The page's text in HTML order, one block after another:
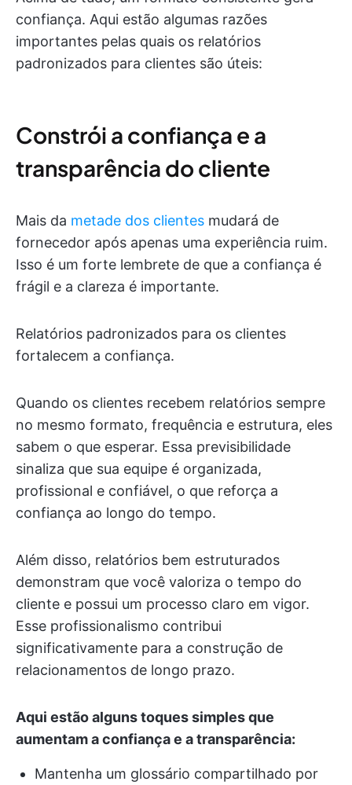
confiança. Aqui estão algumas razões
importantes pelas quais os relatórios
padronizados para clientes são úteis:
Constrói a confiança e a
transparência do cliente
Mais da metade dos clientes mudará de
fornecedor após apenas uma experiência ruim.
Isso é um forte lembrete de que a confiança é
frágil e a clareza é importante.
Relatórios padronizados para os clientes
fortalecem a confiança.
Quando os clientes recebem relatórios sempre
no mesmo formato, frequência e estrutura, eles
sabem o que esperar. Essa previsibilidade
sinaliza que sua equipe é organizada,
profissional e confiável, o que reforça a
confiança ao longo do tempo.
Além disso, relatórios bem estruturados
demonstram que você valoriza o tempo do
cliente e possui um processo claro em vigor.
Esse profissionalismo contribui
significativamente para a construção de
relacionamentos de longo prazo.
Aqui estão alguns toques simples que
aumentam a confiança e a transparência:
Mantenha um glossário compartilhado por